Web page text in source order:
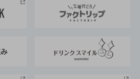
ーズ大阪
るサステナビリティ経営